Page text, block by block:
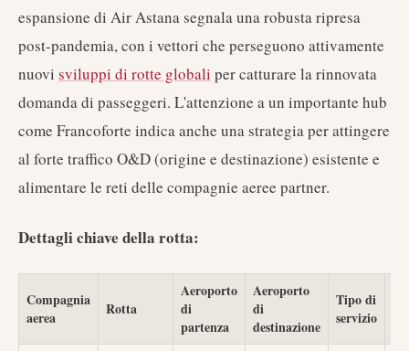
espansione di Air Astana segnala una robusta ripresa
post-pandemia, con i vettori che perseguono attivamente
nuovi sviluppi di rotte globali per catturare la rinnovata
domanda di passeggeri. L'attenzione a un importante hub
come Francoforte indica anche una strategia per attingere
al forte traffico O&D (origine e destinazione) esistente e
alimentare le reti delle compagnie aeree partner.
Dettagli chiave della rotta:
Compagnia
aerea
Rotta
Aeroporto
di
partenza
Aeroporto
di
destinazione
Tipo di
servizio